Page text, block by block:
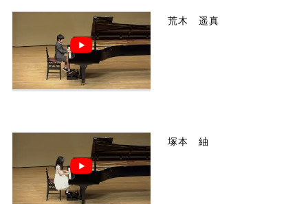
荒木 遥真
塚本 紬